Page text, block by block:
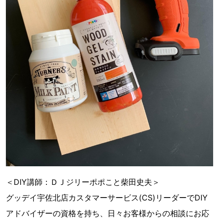
＜DIY講師：ＤＪジリーポポこと柴田史夫＞
グッデイ宇佐北店カスタマーサービス(CS)リーダーでDIY
アドバイザーの資格を持ち、日々お客様からの相談にお応